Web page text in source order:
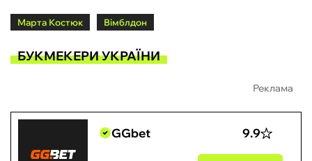
Марта Костюк Вімблдон
БУКМЕКЕРИ УКРАЇНИ
Реклама
GGbet 9.9